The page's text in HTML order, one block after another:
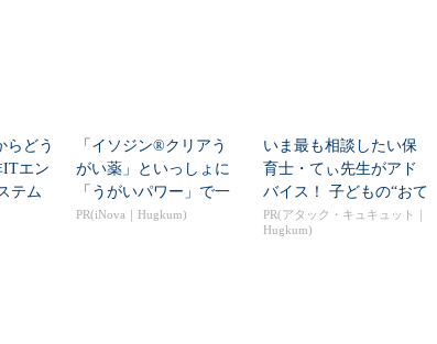
らどう
エン
テム
「イソジン®クリアう
がい薬」といっしょに
「うがいパワー」で一
年中！ 健やか
PR(iNova｜Hugkum)
いま最も相談したい保
育士・てぃ先生がアド
バイス！ 子どもの“おて
つだい”に、どん...
PR(アタック・キュキュット｜
Hugkum)